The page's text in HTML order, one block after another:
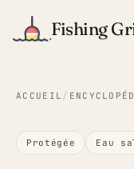
Fishing
ACCUEIL /
Protégée Eau